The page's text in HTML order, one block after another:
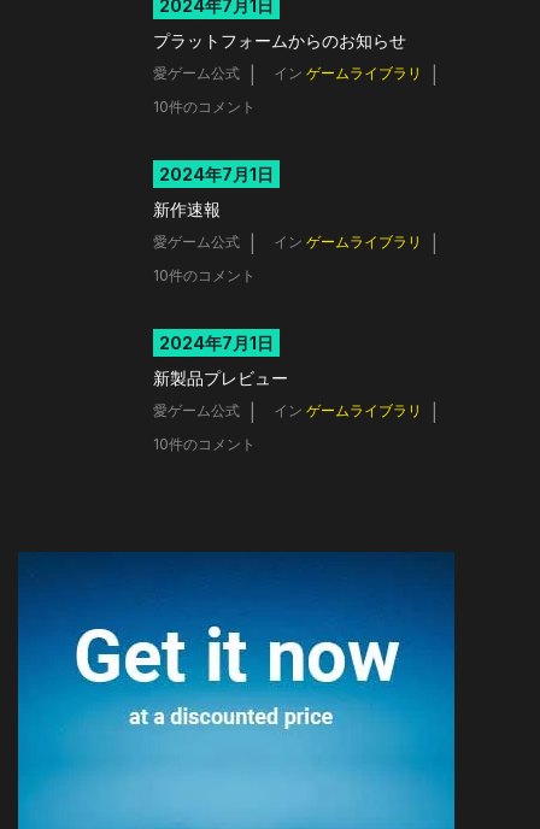
2024年7月1日
プラットフォームからのお知らせ
愛ゲーム公式 イン ゲームライブラリ
10件のコメント
2024年7月1日
新作速報
愛ゲーム公式 イン ゲームライブラリ
10件のコメント
2024年7月1日
新製品プレビュー
愛ゲーム公式 イン ゲームライブラリ
10件のコメント